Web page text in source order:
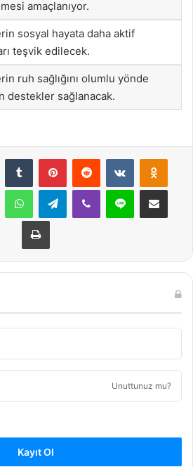
amaçlanıyor.
sosyal hayata daha aktif
teşvik edilecek.
ruh sağlığını olumlu yönde
destekler sağlanacak.
Tumblr PinterestReddit VKontakte
WhatsAppTelegramViber Line E-Posta ile
Yazdır
Unuttunuz mu?
Kayıt Ol